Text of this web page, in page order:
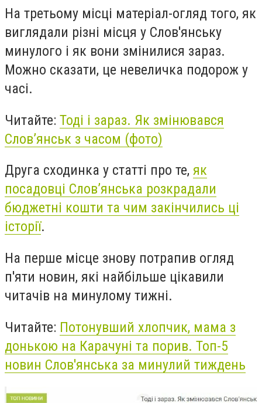
На третьому місці матеріал-огляд того, як
виглядали різні місця у Слов'янську
минулого і як вони змінилися зараз.
Можно сказати, це невеличка подорож у
часі.
Читайте: Тоді і зараз. Як змінювався
Слов’янськ з часом (фото)
Друга сходинка у статті про те, як
посадовці Слов’янська розкрадали
бюджетні кошти та чим закінчились ці
історії.
На перше місце знову потрапив огляд
п'яти новин, які найбільше цікавили
читачів на минулому тижні.
Читайте: Потонувший хлопчик, мама з
донькою на Карачуні та порив. Топ-5
новин Слов'янська за минулий тиждень